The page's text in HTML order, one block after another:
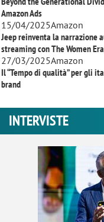
Amazon Ads
15/04/2025Amazon
Jeep reinventa la narrazione
streaming conThe Women Era
27/03/2025Amazon
Il “Tempo di qualità” per gli
brand
INTERVISTE